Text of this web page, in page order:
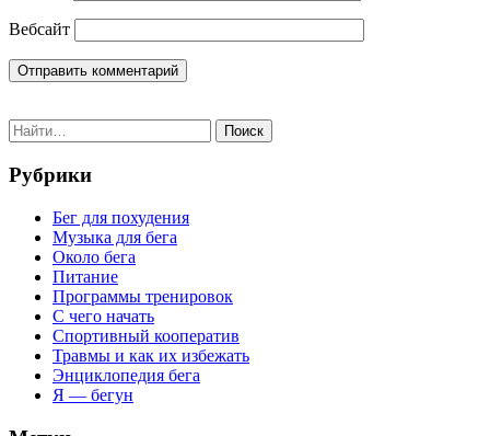
Вебсайт
Поиск
Рубрики
Бег для похудения
Музыка для бега
Около бега
Питание
Программы тренировок
С чего начать
Спортивный кооператив
Травмы и как их избежать
Энциклопедия бега
Я — бегун